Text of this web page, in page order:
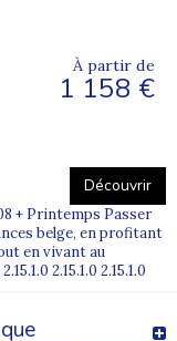
À partir de
1 158 €
Découvrir
+ Printemps Passer
belge, en profitant
en vivant au
2.15.1.0 2.15.1.0